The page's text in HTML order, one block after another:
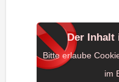
Der Inhalt
Bitte erlaube
im